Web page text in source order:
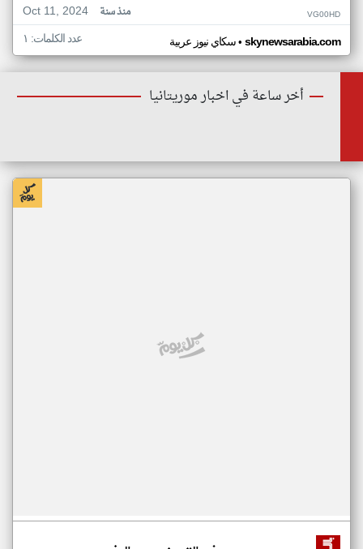
Oct 11, 2024
منذ سنة VG00HD
سكاي نيوز عربية• skynewsarabia.com عدد الكلمات: ١
أخر ساعة في اخبار موريتانيا